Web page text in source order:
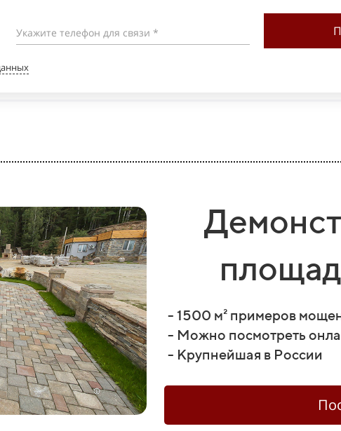
Укажите телефон для связи *
- 1500 м² примеров
- Можно посмотреть
- Крупнейшая в России